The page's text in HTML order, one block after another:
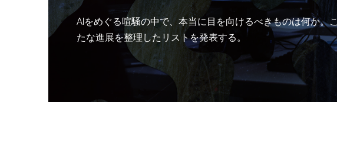
AIをめぐる喧騒の中で、本当に目を向けるべきものは何か。
たな進展を整理したリストを発表する。